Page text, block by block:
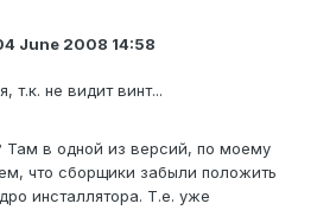
June 2008 14:58
т.к. не видит винт...
Там в одной из версий, по моему
что сборщики забыли положить
инсталлятора. Т.е. уже